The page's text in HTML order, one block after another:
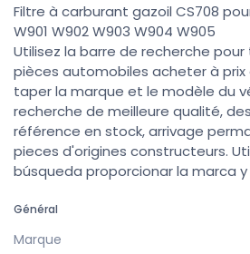
Filtre à carburant gazoil CS708
W901 W902 W903 W904 W905
Utilisez la barre de recherche
pièces automobiles acheter à
taper la marque et le modèle du
recherche de meilleure qualité,
référence en stock, arrivage
pieces d'origines constructeurs.
búsqueda proporcionar la marca
Général
Marque